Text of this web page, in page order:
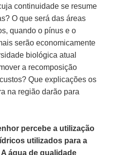
continuidade se resume
O que será das áreas
quando o pínus e o
serão economicamente
biológica atual
a recomposição
Que explicações os
na região darão para
percebe a utilização
utilizados para a
água de qualidade